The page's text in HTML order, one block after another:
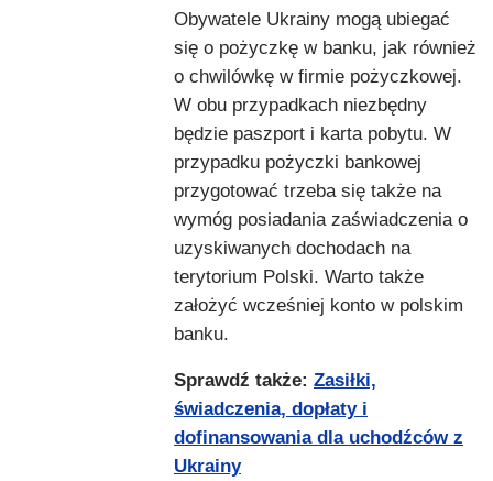
Obywatele Ukrainy mogą ubiegać
się o pożyczkę w banku, jak również
o chwilówkę w firmie pożyczkowej.
W obu przypadkach niezbędny
będzie paszport i karta pobytu. W
przypadku pożyczki bankowej
przygotować trzeba się także na
wymóg posiadania zaświadczenia o
uzyskiwanych dochodach na
terytorium Polski. Warto także
założyć wcześniej konto w polskim
banku.
Sprawdź także: Zasiłki,
świadczenia, dopłaty i
dofinansowania dla uchodźców z
Ukrainy